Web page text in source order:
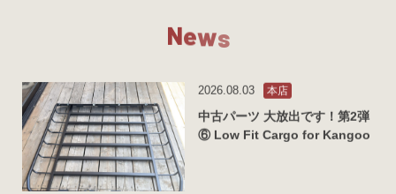
News
2026.08.03 本店
中古パーツ 大放出です！第2弾
⑥ Low Fit Cargo for Kangoo